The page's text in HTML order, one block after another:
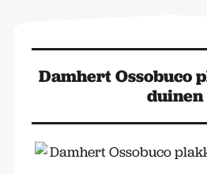
Damhert Ossobuco
duinen